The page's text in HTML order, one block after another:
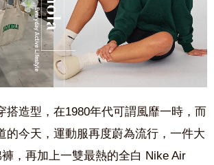
搭造型，在1980年代可謂風靡一時，而
的今天，運動服再度蔚為流行，一件大
，再加上一雙最熱的全白 Nike Air